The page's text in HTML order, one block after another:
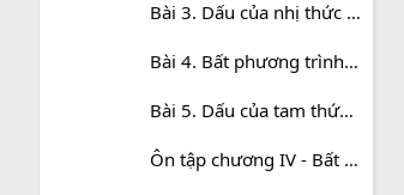
Bài 3. Dấu của nhị thức bậc nhất
Bài 4. Bất phương trình bậc nhất hai ẩn
Bài 5. Dấu của tam thức bậc hai
Ôn tập chương IV - Bất đẳng thức. Bất phương trình.